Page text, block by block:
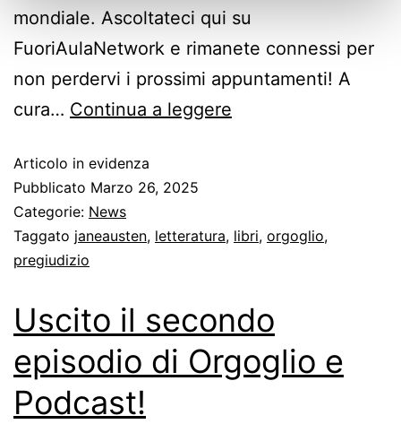
mondiale. Ascoltateci qui su
FuoriAulaNetwork e rimanete connessi per
non perdervi i prossimi appuntamenti! A
cura… Continua a leggere
Articolo in evidenza
Pubblicato Marzo 26, 2025
Categorie: News
Taggato janeausten, letteratura, libri, orgoglio,
pregiudizio
Uscito il secondo
episodio di Orgoglio e
Podcast!